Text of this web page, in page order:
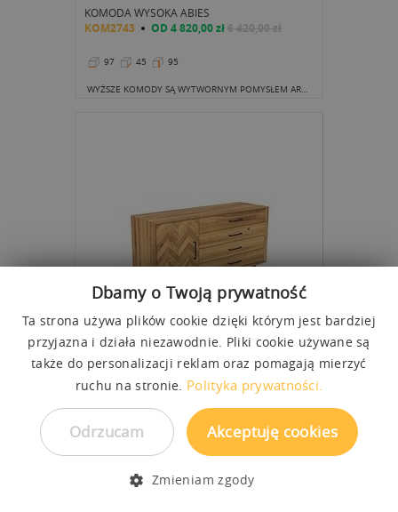
KOMODA WYSOKA ABIES
KOM2743 OD 4 820,00 zł6 420,00 zł
97 45 95
WYŻSZE KOMODY SĄ WYTWORNYM POMYSŁEM ARANŻACJI SALONU. DODAJĄ KLASY, A UDEKOROWANY WAZONEM CZY ŚWIEŻYMI KWIATAMI BLAT NADAJE SMAKU CAŁEMU WNĘTRZU
KOMODA SZEROKA ABIES
KOM2742 OD5 320,00 zł 7 090,00 zł
DREWNIANA KOMODA TO OD LAT DOBRE ROZWIĄZANIE. SPRAWDZA SIĘ W SALONIE, SYPIALNI, BIURZE I POKOJU NASTOLATKA.
Dbamy o Twoją prywatność
Ta strona używa plików cookie dzięki którym jest bardziej
przyjazna i działa niezawodnie. Pliki cookie używane są
także do personalizacji reklam oraz pomagają mierzyć
ruchu na stronie. Polityka prywatności.
Akceptuję cookies
Odrzucam
Zmieniam zgody